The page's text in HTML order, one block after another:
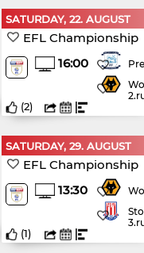
SATURDAY, 22. AUGUST
EFL Championship
16:00
(2)
SATURDAY, 29. AUGUST
EFL Championship
13:30
(1)